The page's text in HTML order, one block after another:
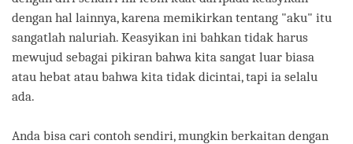
dengan hal lainnya, karena memikirkan tentang "aku" itu
sangatlah naluriah. Keasyikan ini bahkan tidak harus
mewujud sebagai pikiran bahwa kita sangat luar biasa
atau hebat atau bahwa kita tidak dicintai, tapi ia selalu
ada.
Anda bisa cari contoh sendiri, mungkin berkaitan dengan